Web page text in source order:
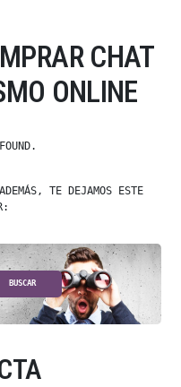
CHAT
ONLINE
TE DEJAMOS ESTE
BUSCAR